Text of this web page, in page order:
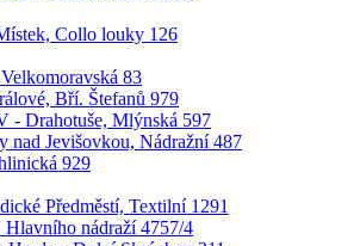
Collo louky 126
83
Bří. Štefanů 979
- Drahotuše, Mlýnská 597
nad Jevišovkou, Nádražní 487
929
Předměstí, Textilní 1291
Hlavního nádraží 4757/4